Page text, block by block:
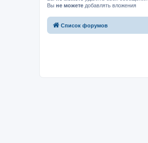
Вы не можете добавлять вложения
Список форумов